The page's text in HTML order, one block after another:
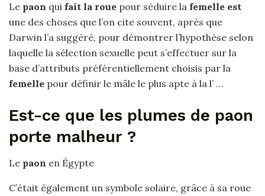
Le paon qui fait la roue pour séduire la femelle est
une des choses que l’on cite souvent, après que
Darwin l’a suggéré, pour démontrer l’hypothèse selon
laquelle la sélection sexuelle peut s’effectuer sur la
base d’attributs préférentiellement choisis par la
femelle pour définir le mâle le plus apte à la l’ …
Est-ce que les plumes de paon
porte malheur ?
Le paon en Égypte
C’était également un symbole solaire, grâce à sa roue